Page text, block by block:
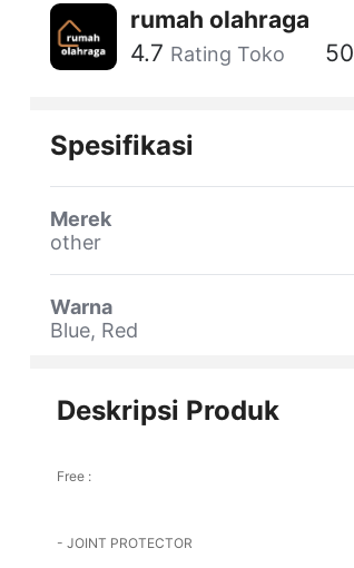
rumah olahraga
4.7 Rating Toko 50
Spesifikasi
Merek
other
Warna
Blue, Red
Deskripsi Produk
Free :
- JOINT PROTECTOR